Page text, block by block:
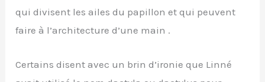
qui divisent les ailes du papillon et qui peuvent
faire à l’architecture d’une main .
Certains disent avec un brin d’ironie que Linné